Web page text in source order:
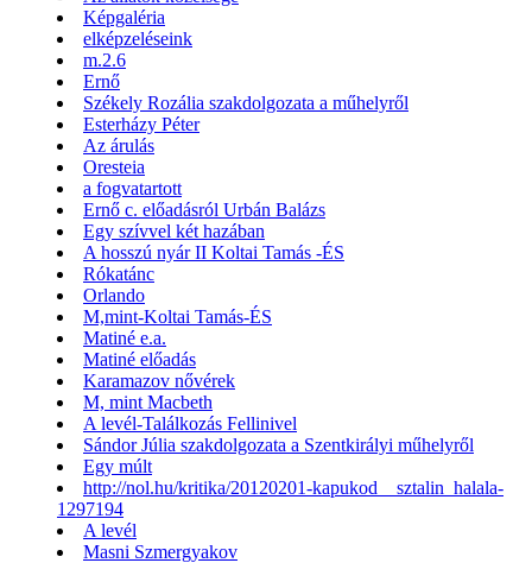
Képgaléria
elképzeléseink
m.2.6
Ernő
Székely Rozália szakdolgozata a műhelyről
Esterházy Péter
Az árulás
Oresteia
a fogvatartott
Ernő c. előadásról Urbán Balázs
Egy szívvel két hazában
A hosszú nyár II Koltai Tamás -ÉS
Rókatánc
Orlando
M,mint-Koltai Tamás-ÉS
Matiné e.a.
Matiné előadás
Karamazov nővérek
M, mint Macbeth
A levél-Találkozás Fellinivel
Sándor Júlia szakdolgozata a Szentkirályi műhelyről
Egy múlt
http://nol.hu/kritika/20120201-kapukod__sztalin_halala-
1297194
A levél
Masni Szmergyakov